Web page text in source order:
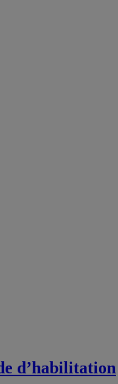
d’habilitation